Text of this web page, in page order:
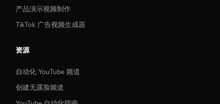
产品演示视频制作
TikTok 广告视频生成器
资源
自动化 YouTube 频道
创建无露脸频道